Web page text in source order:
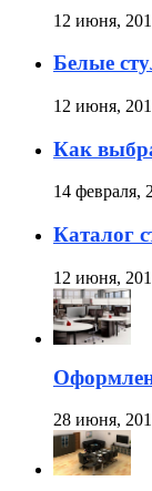
12 июня,
Белые
12 июня,
Как
14 февраля,
Каталог
12 июня,
28 июня,